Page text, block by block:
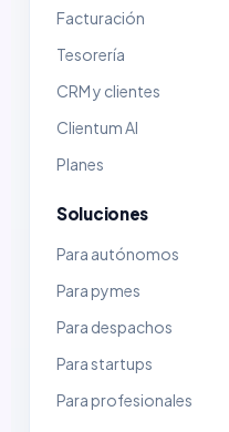
Facturación
Tesorería
CRM y clientes
Clientum AI
Planes
Soluciones
Para autónomos
Para pymes
Para despachos
Para startups
Para profesionales